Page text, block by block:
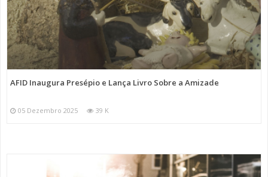
AFID Inaugura Presépio e Lança Livro Sobre a Amizade
05 Dezembro 2025 39 K